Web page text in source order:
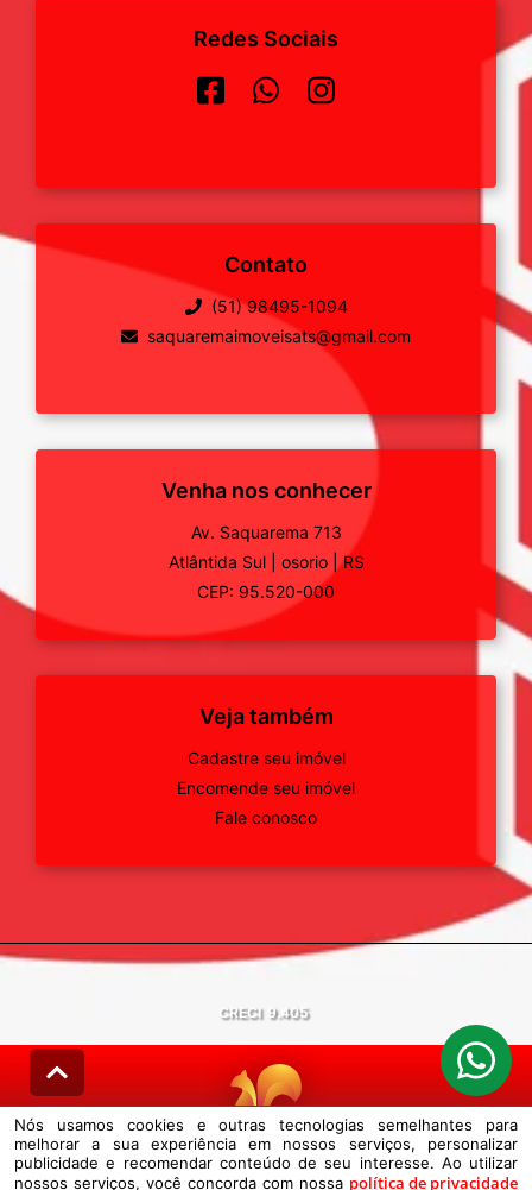
Redes Sociais
Contato
(51) 98495-1094
saquaremaimoveisats@gmail.com
Venha nos conhecer
Av. Saquarema 713
Atlântida Sul
osorio
RS
CEP: 95.520-000
Veja também
Cadastre seu imóvel
Encomende seu imóvel
Fale conosco
CRECI 9.405
© DESENVOLVIDO PELAAGIL.NET
Nós usamos cookies e outras tecnologias semelhantes para melhorar a
Nós usamos cookies e outras tecnologias semelhantes para
melhorar a sua experiência em nossos serviços, personalizar
publicidade e recomendar conteúdo de seu interesse. Ao utilizar
nossos serviços, você concorda com nossa política de privacidade